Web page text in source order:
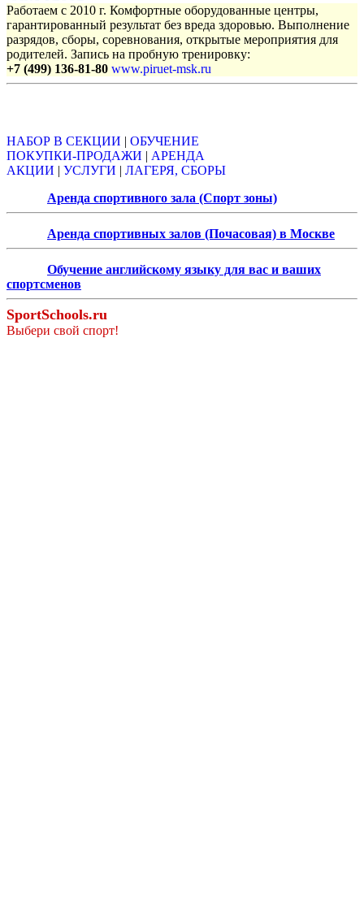
Работаем с 2010 г. Комфортные оборудованные центры,
гарантированный результат без вреда здоровью. Выполнение
разрядов, сборы, соревнования, открытые мероприятия для
родителей. Запись на пробную тренировку:
+7 (499) 136-81-80 www.piruet-msk.ru
НАБОР В СЕКЦИИ | ОБУЧЕНИЕ
ПОКУПКИ-ПРОДАЖИ | АРЕНДА
АКЦИИ | УСЛУГИ | ЛАГЕРЯ, СБОРЫ
Аренда спортивного зала (Спорт зоны)
Аренда спортивных залов (Почасовая) в Москве
Обучение английскому языку для вас и ваших
спортсменов
SportSchools.ru
Выбери свой спорт!